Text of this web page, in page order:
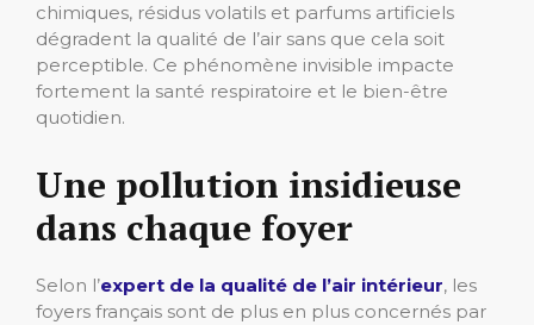
chimiques, résidus volatils et parfums artificiels
dégradent la qualité de l’air sans que cela soit
perceptible. Ce phénomène invisible impacte
fortement la santé respiratoire et le bien-être
quotidien.
Une pollution insidieuse
dans chaque foyer
Selon l’expert de la qualité de l’air intérieur, les
foyers français sont de plus en plus concernés par